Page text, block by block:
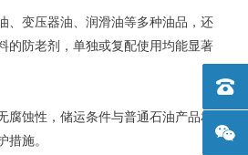
、变压器油、润滑油等多种油品，还
的防老剂，单独或复配使用均能显著
腐蚀性，储运条件与普通石油产品相
措施。
电话